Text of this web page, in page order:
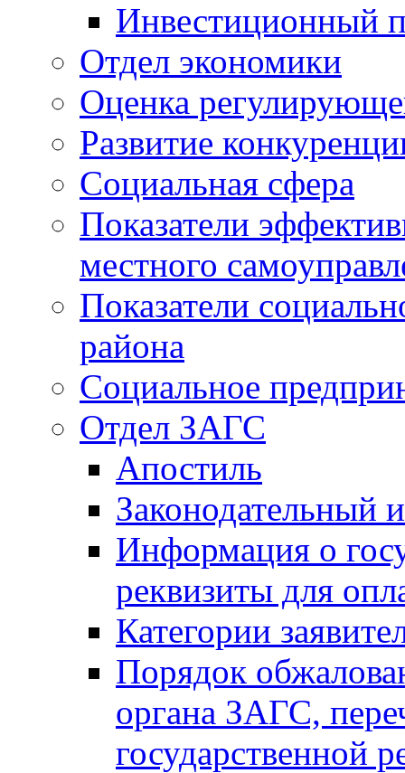
Инвестиционный
Отдел экономики
Оценка
Развитие
Социальная сфера
Показатели
местного
Показатели
района
Социальное
Отдел ЗАГС
Апостиль
Законодательный
Информация о
реквизиты для
Категории
Порядок
органа ЗАГС,
государственной